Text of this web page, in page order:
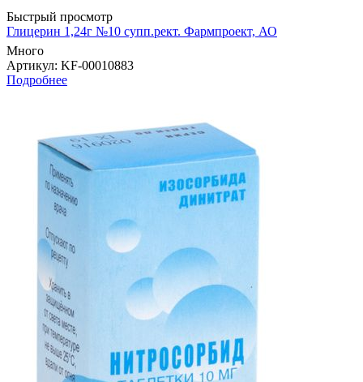
Быстрый просмотр
Глицерин 1,24г №10 супп.рект. Фармпроект, АО
Много
Артикул: KF-00010883
Подробнее